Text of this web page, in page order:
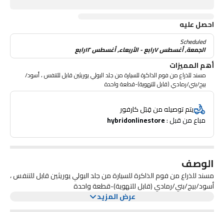
احصل عليه
Scheduled
الجمعة, أغسطس ٧رابع - الأربعاء, أغسطس ١٢رابع
أهم المميزات
مسند للذراع من فوم الذاكرة للسيارة من جلد البولي يوريثين قابل للتنفس ، أسود/
بيج/بني/رمادي (قابل للتهوية)-قطعة واحدة
يتم توصيله من قِبَل كارفور
مباع من قبل : hybridonlinestore
الوصف
مسند للذراع من فوم الذاكرة للسيارة من جلد البولي يوريثين قابل للتنفس ،
أسود/بيج/بني/رمادي (قابل للتهوية)-قطعة واحدة
عرض المزيد